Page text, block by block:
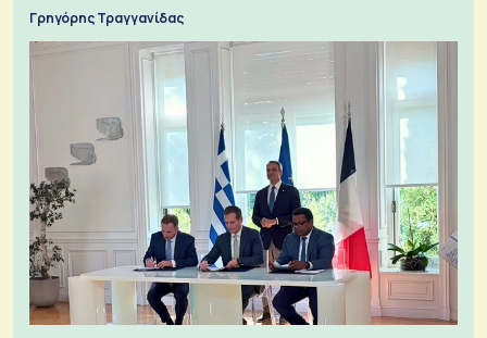
Γρηγόρης Τραγγανίδας